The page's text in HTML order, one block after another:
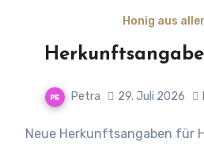
Honig aus
Petra 29. Juli 2026
Neue Herkunftsangaben für Honig auf dem Etikett